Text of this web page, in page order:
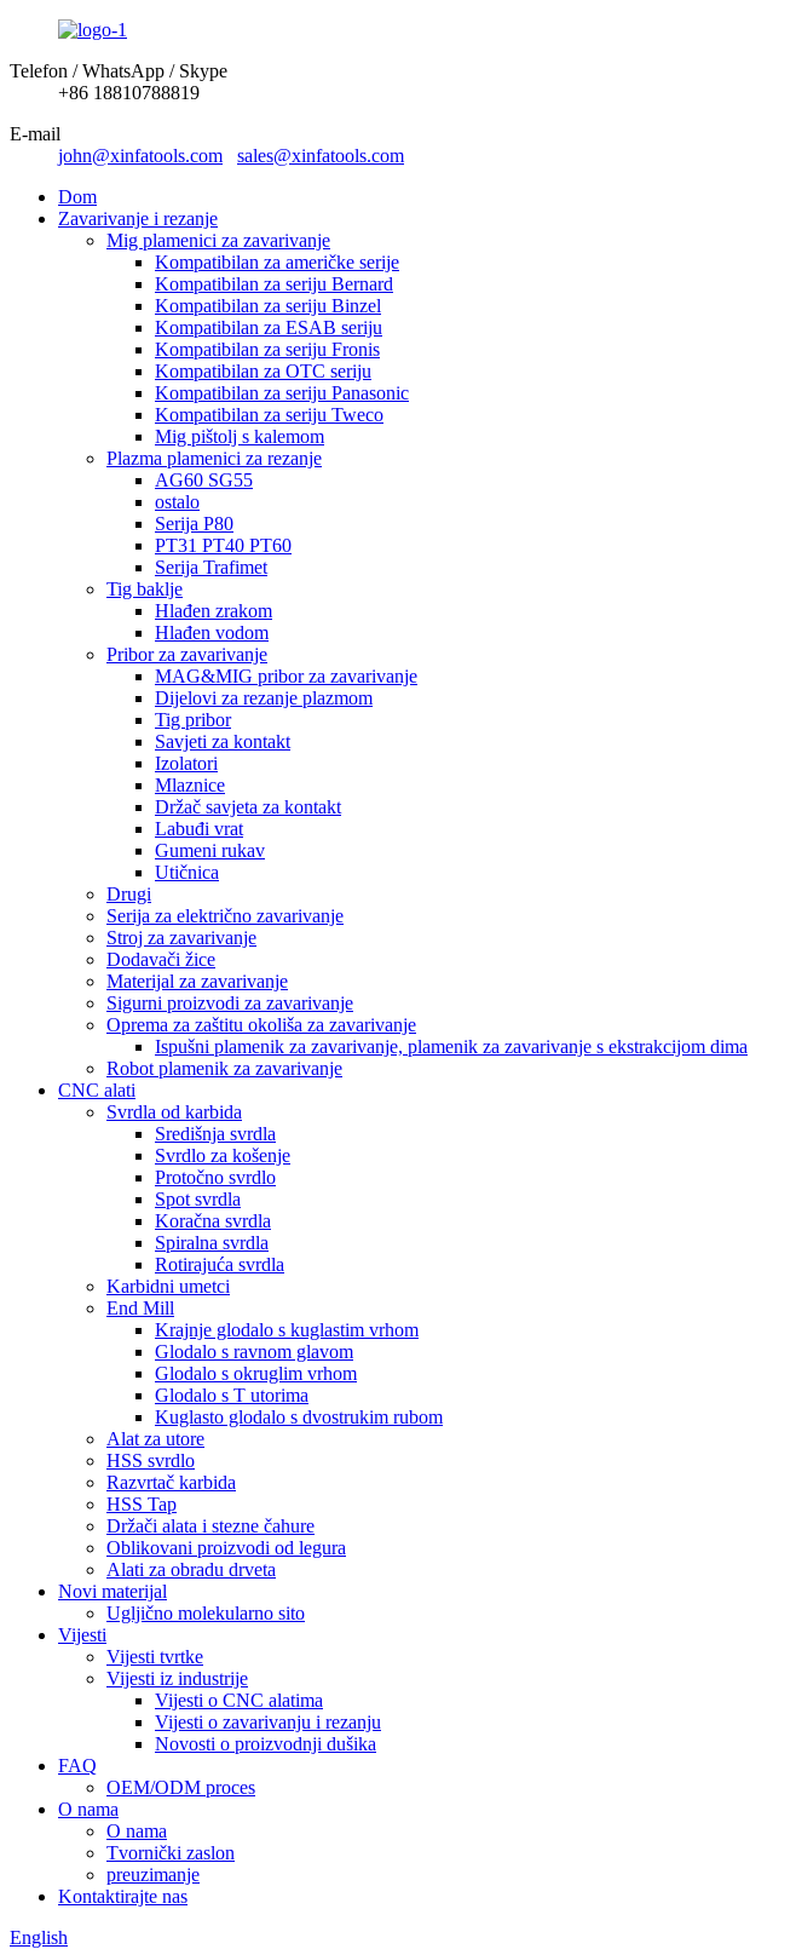
Telefon / WhatsApp / Skype
+86 18810788819
E-mail
john@xinfatools.com
sales@xinfatools.com
Dom
Zavarivanje i rezanje
Mig plamenici za zavarivanje
Kompatibilan za američke serije
Kompatibilan za seriju Bernard
Kompatibilan za seriju Binzel
Kompatibilan za ESAB seriju
Kompatibilan za seriju Fronis
Kompatibilan za OTC seriju
Kompatibilan za seriju Panasonic
Kompatibilan za seriju Tweco
Mig pištolj s kalemom
Plazma plamenici za rezanje
AG60 SG55
ostalo
Serija P80
PT31 PT40 PT60
Serija Trafimet
Tig baklje
Hlađen zrakom
Hlađen vodom
Pribor za zavarivanje
MAG&MIG pribor za zavarivanje
Dijelovi za rezanje plazmom
Tig pribor
Savjeti za kontakt
Izolatori
Mlaznice
Držač savjeta za kontakt
Labuđi vrat
Gumeni rukav
Utičnica
Drugi
Serija za električno zavarivanje
Stroj za zavarivanje
Dodavači žice
Materijal za zavarivanje
Sigurni proizvodi za zavarivanje
Oprema za zaštitu okoliša za zavarivanje
Ispušni plamenik za zavarivanje, plamenik za zavarivanje s ekstrakcijom dima
Robot plamenik za zavarivanje
CNC alati
Svrdla od karbida
Središnja svrdla
Svrdlo za košenje
Protočno svrdlo
Spot svrdla
Koračna svrdla
Spiralna svrdla
Rotirajuća svrdla
Karbidni umetci
End Mill
Krajnje glodalo s kuglastim vrhom
Glodalo s ravnom glavom
Glodalo s okruglim vrhom
Glodalo s T utorima
Kuglasto glodalo s dvostrukim rubom
Alat za utore
HSS svrdlo
Razvrtač karbida
HSS Tap
Držači alata i stezne čahure
Oblikovani proizvodi od legura
Alati za obradu drveta
Novi materijal
Ugljično molekularno sito
Vijesti
Vijesti tvrtke
Vijesti iz industrije
Vijesti o CNC alatima
Vijesti o zavarivanju i rezanju
Novosti o proizvodnji dušika
FAQ
OEM/ODM proces
O nama
O nama
Tvornički zaslon
preuzimanje
Kontaktirajte nas
English